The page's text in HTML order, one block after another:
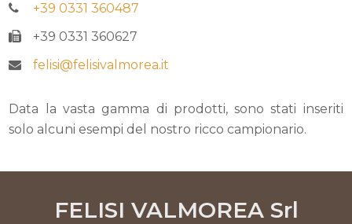
+39 0331 360487
+39 0331 360627
felisi@felisivalmorea.it
Data la vasta gamma di prodotti, sono stati inseriti
solo alcuni esempi del nostro ricco campionario.
FELISI VALMOREA Srl